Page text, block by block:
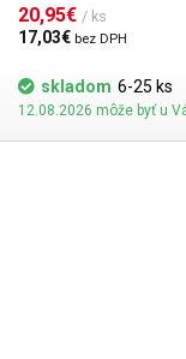
doskách plošných
Pozor, hroty T80 sú
Obsah balenia: 1ks hrot
20,95€ / ks
17,03€ bez DPH
skladom 6-25 ks
12.08.2026 môže byť u